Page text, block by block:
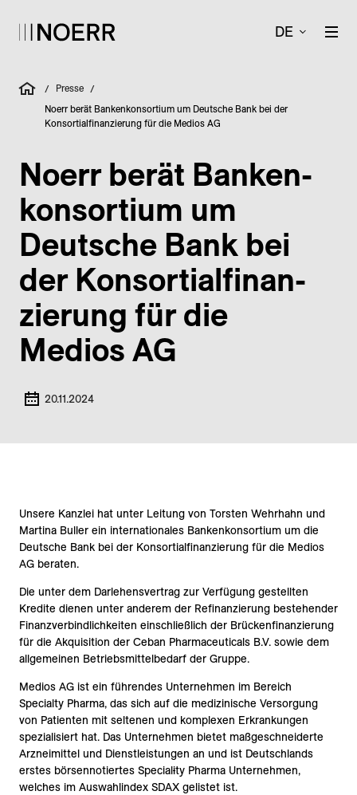
DE
/ Presse /
Noerr berät Bankenkonsortium um Deutsche Bank bei der
Konsortialfinanzierung für die Medios AG
Noerr berät Banken­
kon­sortium um
Deutsche Bank bei
der Kon­sor­tial­finan­
zierung für die
Medios AG
20.11.2024
Unsere Kanzlei hat unter Leitung von Torsten Wehrhahn und
Martina Buller ein internationales Bankenkonsortium um die
Deutsche Bank bei der Konsortialfinanzierung für die Medios
AG beraten.
Die unter dem Darlehensvertrag zur Verfügung gestellten
Kredite dienen unter anderem der Refinanzierung bestehender
Finanzverbindlichkeiten einschließlich der Brückenfinanzierung
für die Akquisition der Ceban Pharmaceuticals B.V. sowie dem
allgemeinen Betriebsmittelbedarf der Gruppe.
Medios AG ist ein führendes Unternehmen im Bereich
Specialty Pharma, das sich auf die medizinische Versorgung
von Patienten mit seltenen und komplexen Erkrankungen
spezialisiert hat. Das Unternehmen bietet maßgeschneiderte
Arzneimittel und Dienstleistungen an und ist Deutschlands
erstes börsennotiertes Speciality Pharma Unternehmen,
welches im Auswahlindex SDAX gelistet ist.